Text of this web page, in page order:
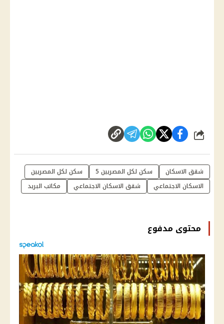
شارك
شقق الاسكان سكن لكل المصريين 5
سكن لكل المصريين
الاسكان الاجتماعي
شقق الاسكان الاجتماعي مكاتب البريد
محتوى مدفوع